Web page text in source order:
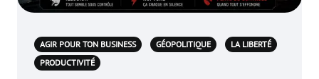
AGIR POUR TON BUSINESS GÉOPOLITIQUE
LA LIBERTÉ
PRODUCTIVITÉ